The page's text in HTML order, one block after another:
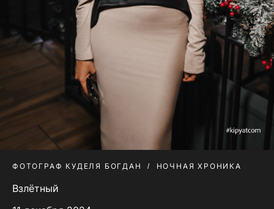
ФОТОГРАФ КУДЕЛЯ БОГДАН НОЧНАЯ ХРОНИКА
Взлётный